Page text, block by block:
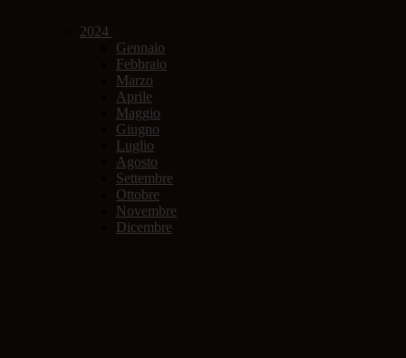
2024
Gennaio
Febbraio
Marzo
Aprile
Maggio
Giugno
Luglio
Agosto
Settembre
Ottobre
Novembre
Dicembre